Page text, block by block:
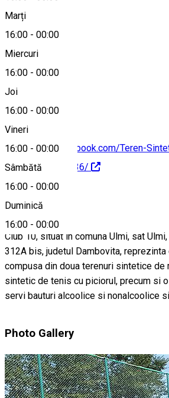
Marți
16:00 - 00:00
Miercuri
16:00 - 00:00
Joi
16:00 - 00:00
Vineri
16:00 - 00:00
Sâmbătă
16:00 - 00:00
Duminică
16:00 - 00:00
Hartă
https://www.facebook.com/Teren-
566115490210236/
Despre
Club 10, situat in comuna Ulmi, sat
312A bis, judetul Dambovita,
compusa din doua terenuri sintetice de
sintetic de tenis cu piciorul, precum si
servi bauturi alcoolice si nonalcoolice
Photo Gallery